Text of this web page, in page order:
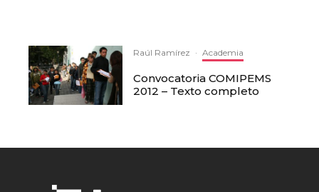
Raúl Ramírez · Academia
Convocatoria COMIPEMS
2012 – Texto completo